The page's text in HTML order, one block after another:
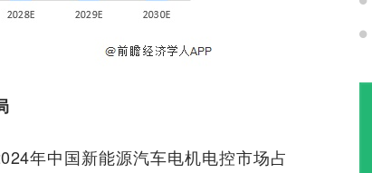
年中国新能源汽车电机电控市场占
H